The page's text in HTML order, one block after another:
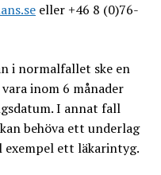
eller +46 8 (0)76-
i normalfallet ske en
inom 6 månader
I annat fall
behöva ett underlag
ett läkarintyg.